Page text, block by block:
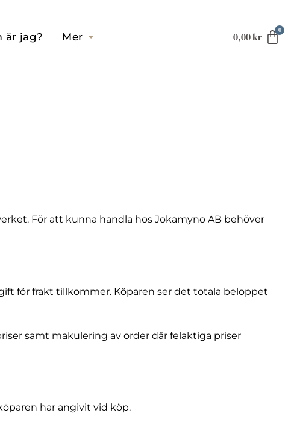
är jag? Mer 0,00kr
För att kunna handla hos Jokamyno AB behöver
för frakt tillkommer. Köparen ser det totala beloppet
samt makulering av order där felaktiga priser
har angivit vid köp.